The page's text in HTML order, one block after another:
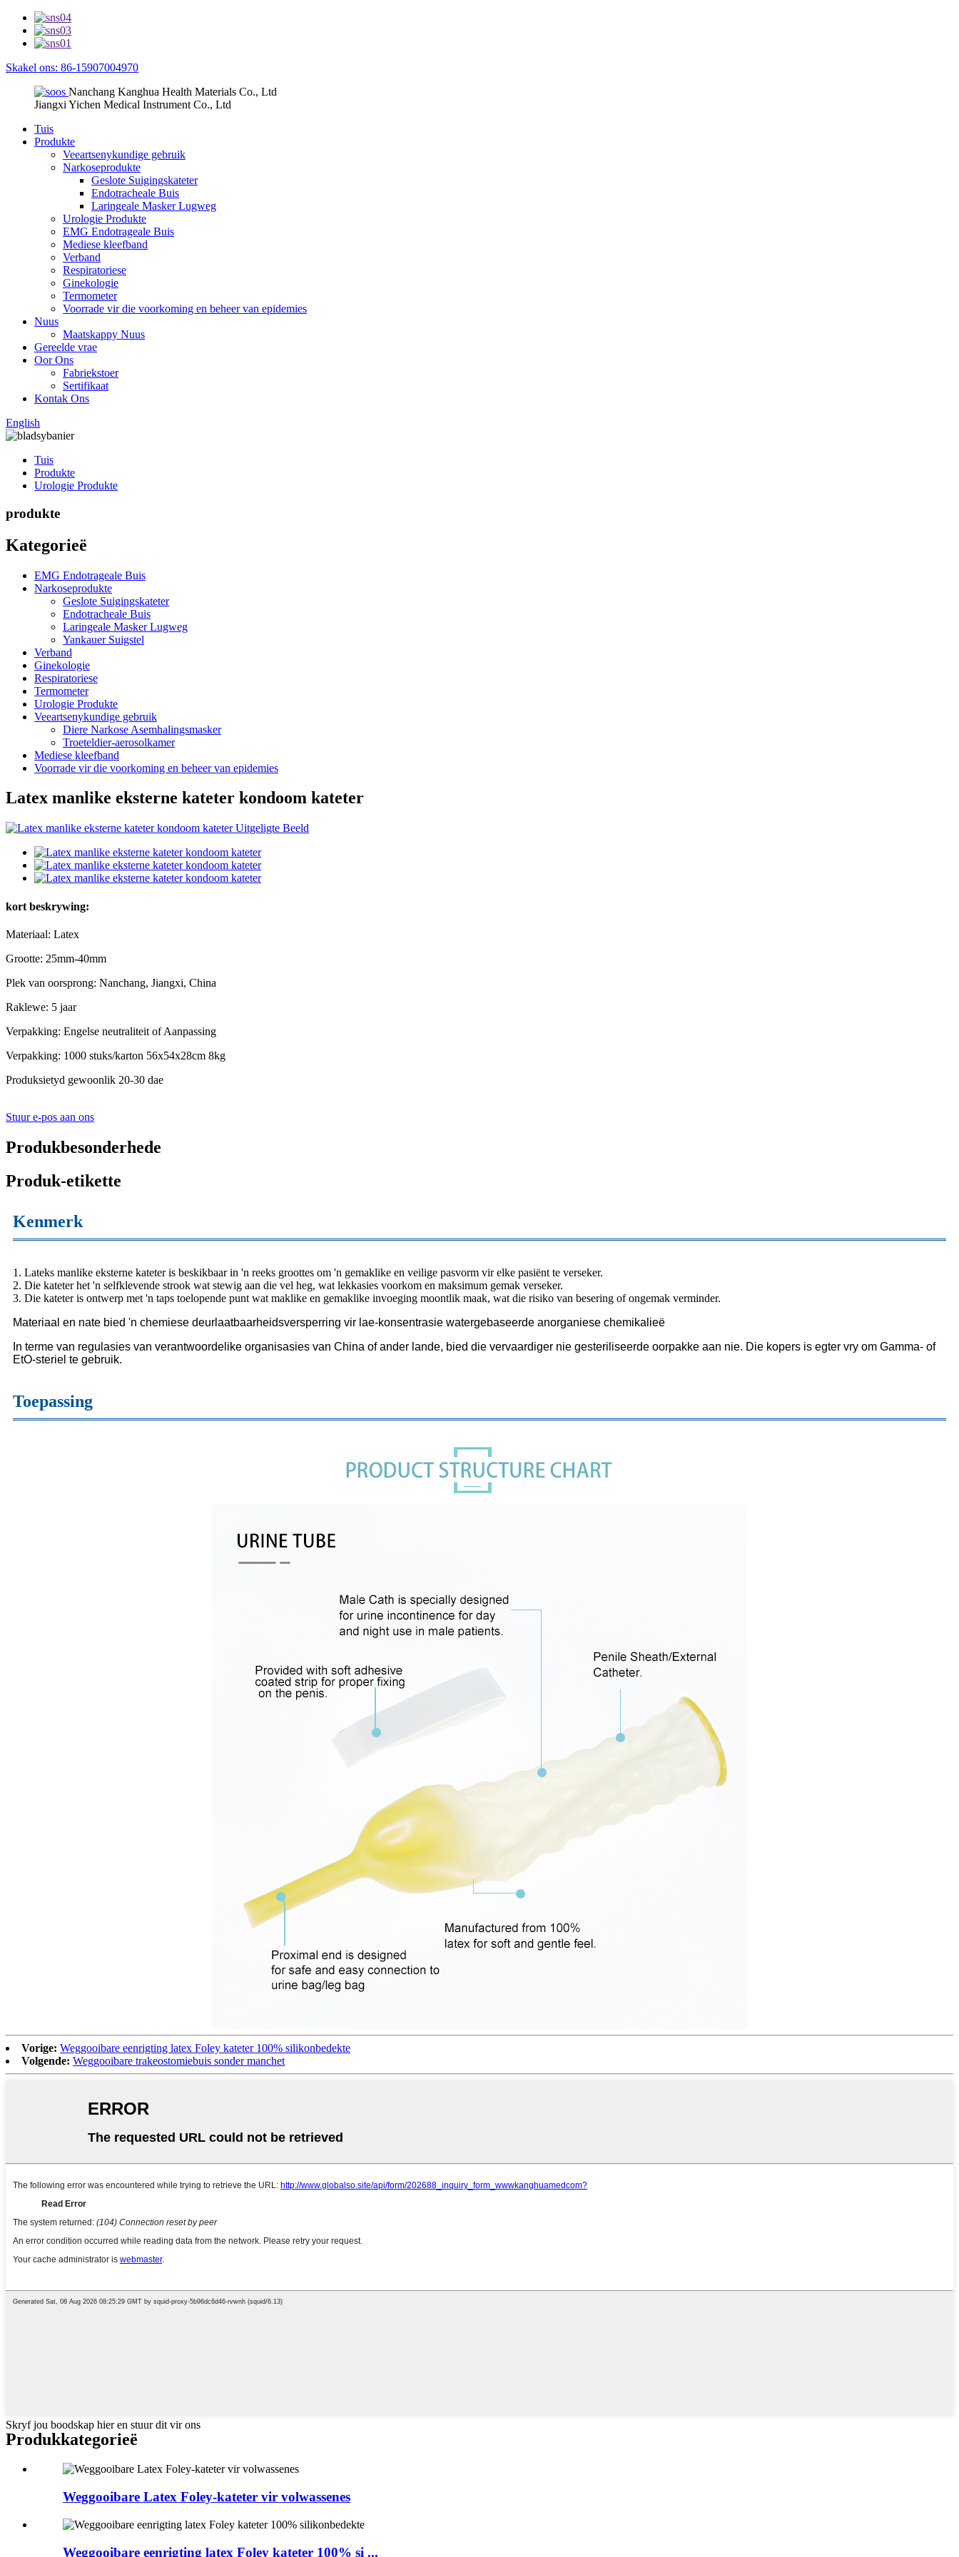
Skakel ons: 86-15907004970
Nanchang Kanghua Health Materials Co., Ltd
Jiangxi Yichen Medical Instrument Co., Ltd
Tuis
Produkte
Veeartsenykundige gebruik
Narkoseprodukte
Geslote Suigingskateter
Endotracheale Buis
Laringeale Masker Lugweg
Urologie Produkte
EMG Endotrageale Buis
Mediese kleefband
Verband
Respiratoriese
Ginekologie
Termometer
Voorrade vir die voorkoming en beheer van epidemies
Nuus
Maatskappy Nuus
Gereelde vrae
Oor Ons
Fabriekstoer
Sertifikaat
Kontak Ons
English
Tuis
Produkte
Urologie Produkte
produkte
Kategorieë
EMG Endotrageale Buis
Narkoseprodukte
Geslote Suigingskateter
Endotracheale Buis
Laringeale Masker Lugweg
Yankauer Suigstel
Verband
Ginekologie
Respiratoriese
Termometer
Urologie Produkte
Veeartsenykundige gebruik
Diere Narkose Asemhalingsmasker
Troeteldier-aerosolkamer
Mediese kleefband
Voorrade vir die voorkoming en beheer van epidemies
Latex manlike eksterne kateter kondoom kateter
kort beskrywing:
Materiaal: Latex
Grootte: 25mm-40mm
Plek van oorsprong: Nanchang, Jiangxi, China
Raklewe: 5 jaar
Verpakking: Engelse neutraliteit of Aanpassing
Verpakking: 1000 stuks/karton 56x54x28cm 8kg
Produksietyd gewoonlik 20-30 dae
Stuur e-pos aan ons
Produkbesonderhede
Produk-etikette
Kenmerk
1. Lateks manlike eksterne kateter is beskikbaar in 'n reeks groottes om 'n gemaklike en veilige pasvorm vir elke pasiënt te verseker.
2. Die kateter het 'n selfklevende strook wat stewig aan die vel heg, wat lekkasies voorkom en maksimum gemak verseker.
3. Die kateter is ontwerp met 'n taps toelopende punt wat maklike en gemaklike invoeging moontlik maak, wat die risiko van besering of ongemak verminder.
Materiaal en nate bied 'n chemiese deurlaatbaarheidsversperring vir lae-konsentrasie watergebaseerde anorganiese chemikalieë
In terme van regulasies van verantwoordelike organisasies van China of ander lande, bied die vervaardiger nie gesteriliseerde oorpakke aan nie. Die kopers is egter vry om Gamma- of
EtO-steriel te gebruik.
Toepassing
Vorige: Weggooibare eenrigting latex Foley kateter 100% silikonbedekte
Volgende: Weggooibare trakeostomiebuis sonder manchet
Skryf jou boodskap hier en stuur dit vir ons
Produkkategorieë
Weggooibare Latex Foley-kateter vir volwassenes
Weggooibare eenrigting latex Foley kateter 100% si ...